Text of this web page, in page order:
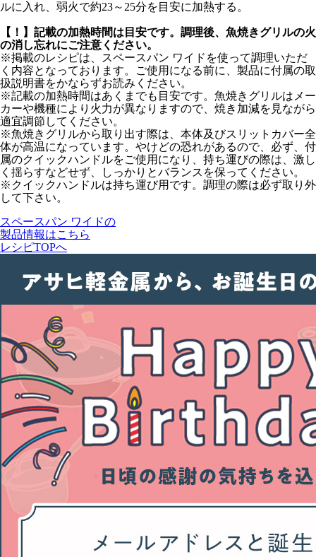
ルに入れ、 弱火で約23～25分を目安に加熱する。
【！】記載の加熱時間は目安です。調理後、魚焼きグリルの火
の消し忘れにご注意ください。
※掲載のレシピは、スペースパン ワイドを使って調理いただ
く内容となっております。ご使用になる前に、製品に付属の取
扱説明書をかならずお読みください。
※記載の加熱時間はあくまでも目安です。魚焼きグリルはメー
カーや機種により火力が異なりますので、焼き加減を見ながら
適宜調節してください。
※魚焼きグリルから取り出す際は、本体及びスリットカバー全
体が高温になっています。やけどの恐れがあるので、必ず、付
属のクイックハンドルをご使用になり、持ち運びの際は、激し
く揺らすなどせず、しっかりとバランスを保ってください。
※クイックハンドルは持ち運び用です。調理の際は必ず取り外
して下さい。
スペースパン ワイドの
製品情報はこちら
レシピTOPへ